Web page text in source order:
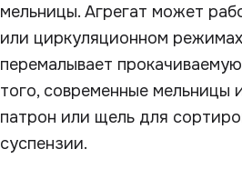
мельницы. Агрегат может
или циркуляционном
перемалывает
того, современные мельницы
патрон или щель для
суспензии.